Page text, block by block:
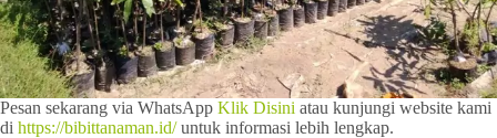
Pesan sekarang via WhatsApp Klik Disini atau kunjungi website kami
di https://bibittanaman.id/untuk informasi lebih lengkap.